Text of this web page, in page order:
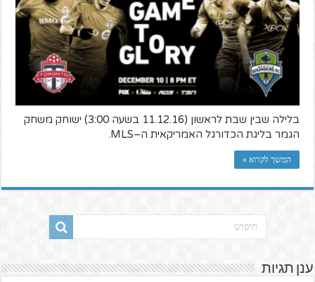
בלילה שבין שבת לראשון (11.12.16 בשעה 3:00) ישוחק משחק
הגמר בליגת הכדורגל האמריקאית ה–MLS.
המשך לקרוא »
ענן תגיות